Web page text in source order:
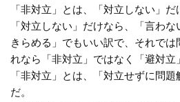
「非対立」とは、「対立しない」だ
「対立しない」だけなら、「言わ
きらめる」でもいい訳で、それで
れなら「非対立」ではなく「避対立
「非対立」とは、「対立せずに問
だ。